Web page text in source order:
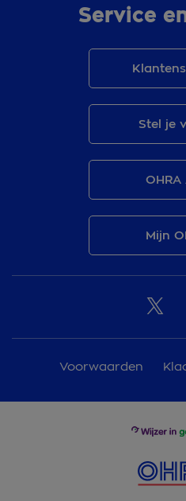
Service
Stel je
OHRA
Mijn
Voorwaarden